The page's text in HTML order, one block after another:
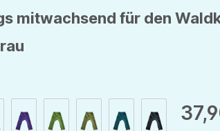
mitwachsend für den